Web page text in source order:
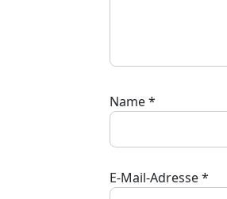
Name*
E-Mail-Adresse*